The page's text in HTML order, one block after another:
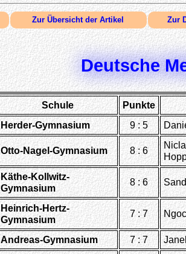
Zur Übersicht der Artikel Zur
Deutsche
Schule Punkte
Herder-Gymnasium 9 : 5
Otto-Nagel-Gymnasium 8 : 6
Käthe-Kollwitz-
Gymnasium
8 : 6
Heinrich-Hertz-
Gymnasium
7 : 7
Andreas-Gymnasium 7 : 7